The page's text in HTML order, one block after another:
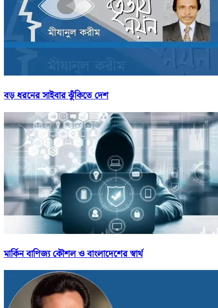
বড় ধরনের সাইবার ঝুঁকিতে দেশ
মার্কিন বাণিজ্য কৌশল ও বাংলাদেশের স্বার্থ